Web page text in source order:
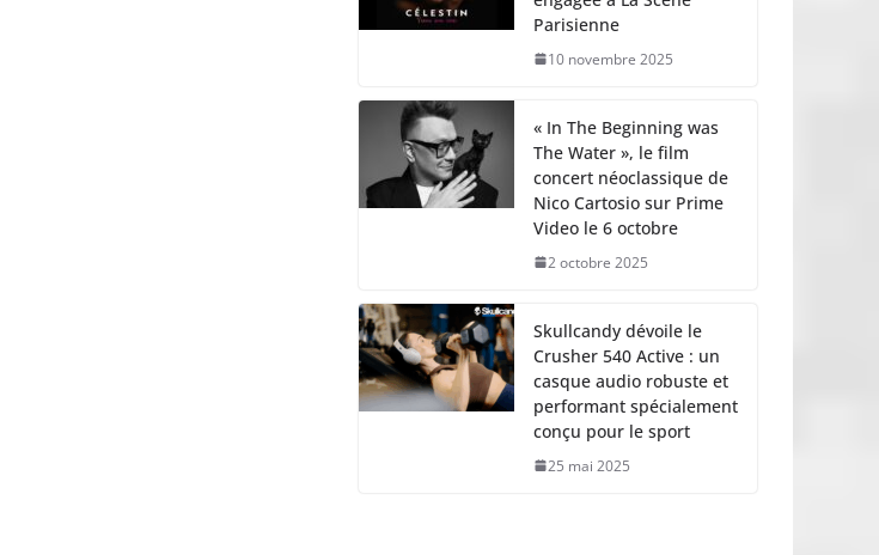
Parisienne
10 novembre 2025
« In The Beginning was
The Water », le film
concert néoclassique de
Nico Cartosio sur Prime
Video le 6 octobre
2 octobre 2025
Skullcandy dévoile le
Crusher 540 Active : un
casque audio robuste et
performant spécialement
conçu pour le sport
25 mai 2025